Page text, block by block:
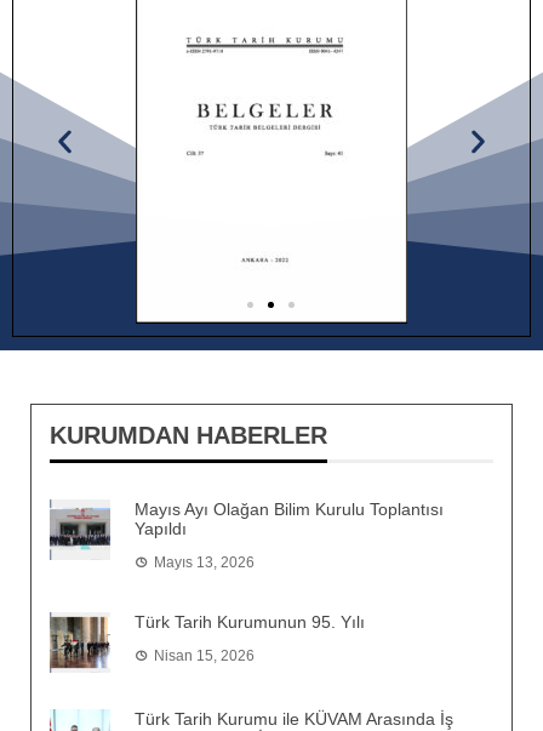
KURUMDAN HABERLER
Mayıs Ayı Olağan Bilim Kurulu Toplantısı
Yapıldı
Mayıs 13, 2026
Türk Tarih Kurumunun 95. Yılı
Nisan 15, 2026
Türk Tarih Kurumu ile KÜVAM Arasında İş